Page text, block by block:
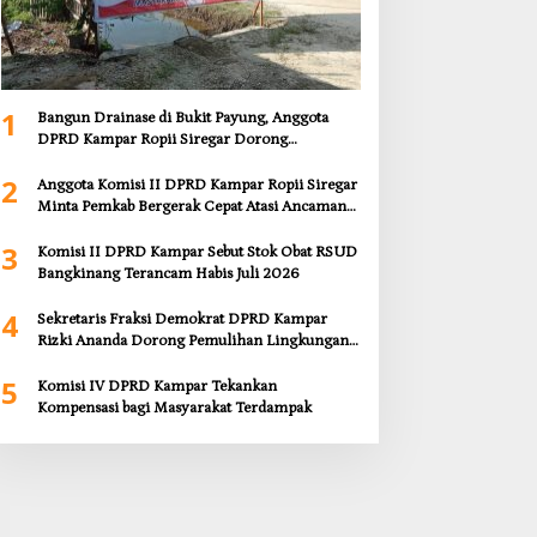
1
Bangun Drainase di Bukit Payung, Anggota
DPRD Kampar Ropii Siregar Dorong
Dasar
2
Anggota Komisi II DPRD Kampar Ropii Siregar
Minta Pemkab Bergerak Cepat Atasi Ancaman
Dihati
3
Komisi II DPRD Kampar Sebut Stok Obat RSUD
Bangkinang Terancam Habis Juli 2026
4
Sekretaris Fraksi Demokrat DPRD Kampar
Rizki Ananda Dorong Pemulihan Lingkungan
5
Komisi IV DPRD Kampar Tekankan
Kompensasi bagi Masyarakat Terdampak